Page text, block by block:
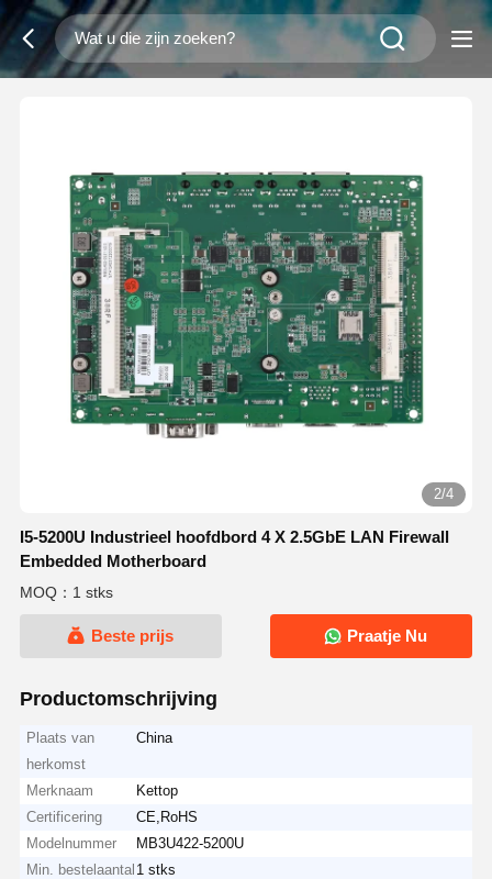
2/4
I5-5200U Industrieel hoofdbord 4 X 2.5GbE LAN Firewall
Embedded Motherboard
MOQ：1 stks
Beste prijs Praatje Nu
Productomschrijving
Plaats van
herkomst
China
Merknaam
Kettop
Certificering
CE,RoHS
Modelnummer
MB3U422-5200U
Min. bestelaantal 1 stks